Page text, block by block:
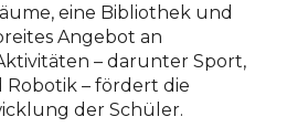
eine Bibliothek und
Angebot an
– darunter Sport,
Robotik – fördert die
der Schüler.